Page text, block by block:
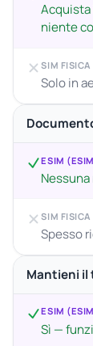
niente
SIM FISICA
Solo in
ESIM
SIM FISICA
Spesso
Mantieni il
ESIM
Sì —